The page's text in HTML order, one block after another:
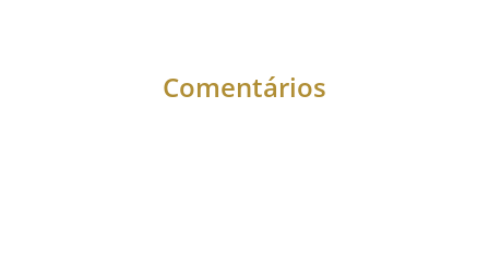
Comentários